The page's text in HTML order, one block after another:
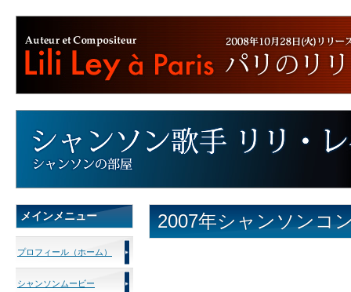
2007年シャンソンコ
メインメニュー
プロフィール（ホーム）
シャンソンムービー